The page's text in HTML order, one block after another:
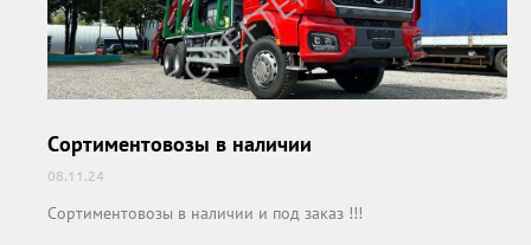
Сортиментовозы в наличии
08.11.24
Сортиментовозы в наличии и под заказ !!!